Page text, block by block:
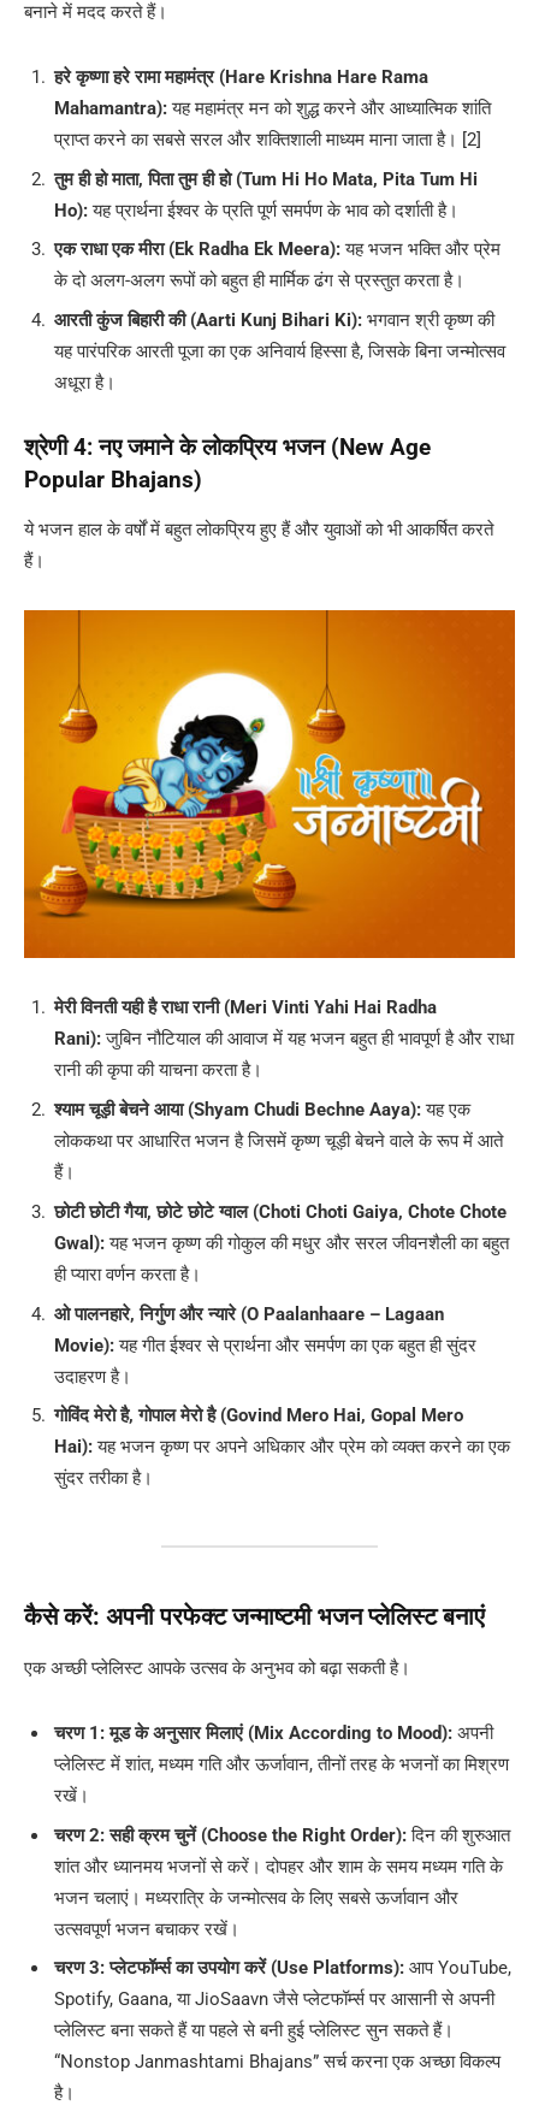
बनाने में मदद करते हैं।
हरे कृष्णा हरे रामा महामंत्र (Hare Krishna Hare Rama
Mahamantra):यह महामंत्र मन को शुद्ध करने और आध्यात्मिक शांति
प्राप्त करने का सबसे सरल और शक्तिशाली माध्यम माना जाता है। [2]
तुम ही हो माता, पिता तुम ही हो (Tum Hi Ho Mata, Pita Tum Hi
Ho):यह प्रार्थना ईश्वर के प्रति पूर्ण समर्पण के भाव को दर्शाती है।
एक राधा एक मीरा (Ek Radha Ek Meera):यह भजन भक्ति और प्रेम
के दो अलग-अलग रूपों को बहुत ही मार्मिक ढंग से प्रस्तुत करता है।
आरती कुंज बिहारी की (Aarti Kunj Bihari Ki): भगवान श्री कृष्ण की
यह पारंपरिक आरती पूजा का एक अनिवार्य हिस्सा है, जिसके बिना जन्मोत्सव
अधूरा है।
श्रेणी 4: नए जमाने के लोकप्रिय भजन (New Age
Popular Bhajans)
ये भजन हाल के वर्षों में बहुत लोकप्रिय हुए हैं और युवाओं को भी आकर्षित करते
हैं।
मेरी विनती यही है राधा रानी (Meri Vinti Yahi Hai Radha
Rani):जुबिन नौटियाल की आवाज में यह भजन बहुत ही भावपूर्ण है और राधा
रानी की कृपा की याचना करता है।
श्याम चूड़ी बेचने आया (Shyam Chudi Bechne Aaya):यह एक
लोककथा पर आधारित भजन है जिसमें कृष्ण चूड़ी बेचने वाले के रूप में आते
हैं।
छोटी छोटी गैया, छोटे छोटे ग्वाल (Choti Choti Gaiya, Chote Chote
Gwal):यह भजन कृष्ण की गोकुल की मधुर और सरल जीवनशैली का बहुत
ही प्यारा वर्णन करता है।
ओ पालनहारे, निर्गुण और न्यारे (O Paalanhaare – Lagaan
Movie):यह गीत ईश्वर से प्रार्थना और समर्पण का एक बहुत ही सुंदर
उदाहरण है।
गोविंद मेरो है, गोपाल मेरो है (Govind Mero Hai, Gopal Mero
Hai):यह भजन कृष्ण पर अपने अधिकार और प्रेम को व्यक्त करने का एक
सुंदर तरीका है।
कैसे करें: अपनी परफेक्ट जन्माष्टमी भजन प्लेलिस्ट बनाएं
एक अच्छी प्लेलिस्ट आपके उत्सव के अनुभव को बढ़ा सकती है।
चरण 1: मूड के अनुसार मिलाएं (Mix According to Mood): अपनी
प्लेलिस्ट में शांत, मध्यम गति और ऊर्जावान, तीनों तरह के भजनों का मिश्रण
रखें।
चरण 2: सही क्रम चुनें (Choose the Right Order):दिन की शुरुआत
शांत और ध्यानमय भजनों से करें। दोपहर और शाम के समय मध्यम गति के
भजन चलाएं। मध्यरात्रि के जन्मोत्सव के लिए सबसे ऊर्जावान और
उत्सवपूर्ण भजन बचाकर रखें।
चरण 3: प्लेटफॉर्म्स का उपयोग करें (Use Platforms): आप YouTube,
Spotify, Gaana, या JioSaavn जैसे प्लेटफॉर्म्स पर आसानी से अपनी
प्लेलिस्ट बना सकते हैं या पहले से बनी हुई प्लेलिस्ट सुन सकते हैं।
“Nonstop Janmashtami Bhajans” सर्च करना एक अच्छा विकल्प
है।